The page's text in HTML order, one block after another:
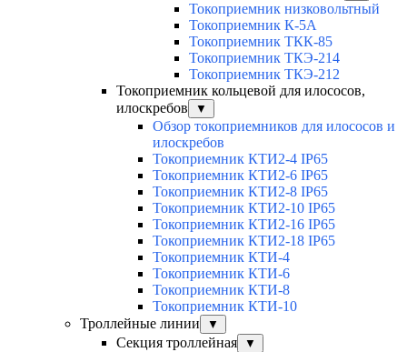
Токоприемник низковольтный
Токоприемник К-5А
Токоприемник ТКК-85
Токоприемник ТКЭ-214
Токоприемник ТКЭ-212
Токоприемник кольцевой для илососов,
илоскребов
▼
Обзор токоприемников для илососов и
илоскребов
Токоприемник КТИ2-4 IP65
Токоприемник КТИ2-6 IP65
Токоприемник КТИ2-8 IP65
Токоприемник КТИ2-10 IP65
Токоприемник КТИ2-16 IP65
Токоприемник КТИ2-18 IP65
Токоприемник КТИ-4
Токоприемник КТИ-6
Токоприемник КТИ-8
Токоприемник КТИ-10
Троллейные линии
▼
Секция троллейная ▼